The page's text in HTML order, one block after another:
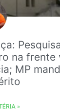
na frente
MP
»